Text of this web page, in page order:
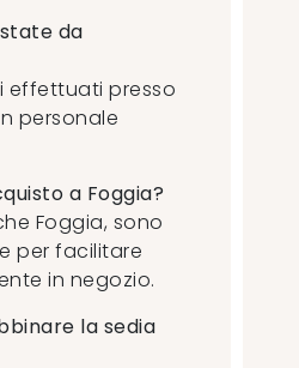
da
effettuati presso
personale
a Foggia?
Foggia, sono
per facilitare
in negozio.
la sedia